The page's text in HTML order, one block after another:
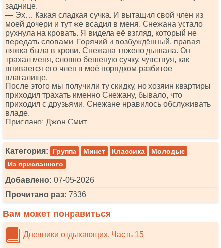
заднице.
— Эх… Какая сладкая сучка. И вытащил свой член из
моей дочери и тут же всадил в меня. Снежана устало
рухнула на кровать. Я видела её взгляд, который не
передать словами. Горячий и возбуждённый, правая
ляжка была в крови. Снежана тяжело дышала. Он
трахал меня, словно бешеную сучку, чувствуя, как
впивается его член в моё порядком разбитое
влагалище.
После этого мы получили ту скидку, но хозяин квартиры
приходил трахать именно Снежану, бывало, что
приходил с друзьями. Снежане нравилось обслуживать
владе.
Прислано: Джон Смит
Категория: Группа Минет Классика
Молодые
Из присланного
Добавлено: 07-05-2026
Прочитано раз: 7636
Вам может понравиться
Дневники отдыхающих. Часть 15